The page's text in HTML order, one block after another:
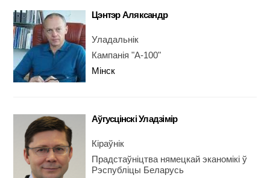
Цэнтэр Аляксандр
Уладальнік
Кампанія "А-100"
Мінск
Аўгусцінскі Уладзімір
Кіраўнік
Прадстаўніцтва нямецкай эканомікі ў
Рэспубліцы Беларусь